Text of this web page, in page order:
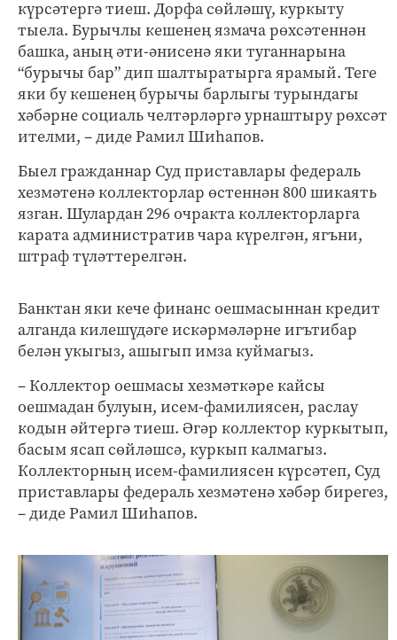
күрсәтергә тиеш. Дорфа сөйләшү, куркыту
тыела. Бурычлы кешенең язмача рөхсәтеннән
башка, аның әти-әнисенә яки туганнарына
“бурычы бар” дип шалтыратырга ярамый. Теге
яки бу кешенең бурычы барлыгы турындагы
хәбәрне социаль челтәрләргә урнаштыру рөхсәт
ителми, – диде Рамил Шиһапов.
Быел гражданнар Суд приставлары федераль
хезмәтенә коллекторлар өстеннән 800 шикаять
язган. Шулардан 296 очракта коллекторларга
карата административ чара күрелгән, ягъни,
штраф түләттерелгән.
Банктан яки кече финанс оешмасыннан кредит
алганда килешүдәге искәрмәләрне игътибар
белән укыгыз, ашыгып имза куймагыз.
– Коллектор оешмасы хезмәткәре кайсы
оешмадан булуын, исем-фамилиясен, раслау
кодын әйтергә тиеш. Әгәр коллектор куркытып,
басым ясап сөйләшсә, куркып калмагыз.
Коллекторның исем-фамилиясен күрсәтеп, Суд
приставлары федераль хезмәтенә хәбәр бирегез,
– диде Рамил Шиһапов.